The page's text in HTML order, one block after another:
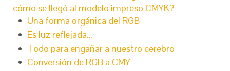
cómo se llegó al modelo impreso CMYK?
Una forma orgánica del RGB
Es luz reflejada…
Todo para engañar a nuestro cerebro
Conversión de RGB a CMY